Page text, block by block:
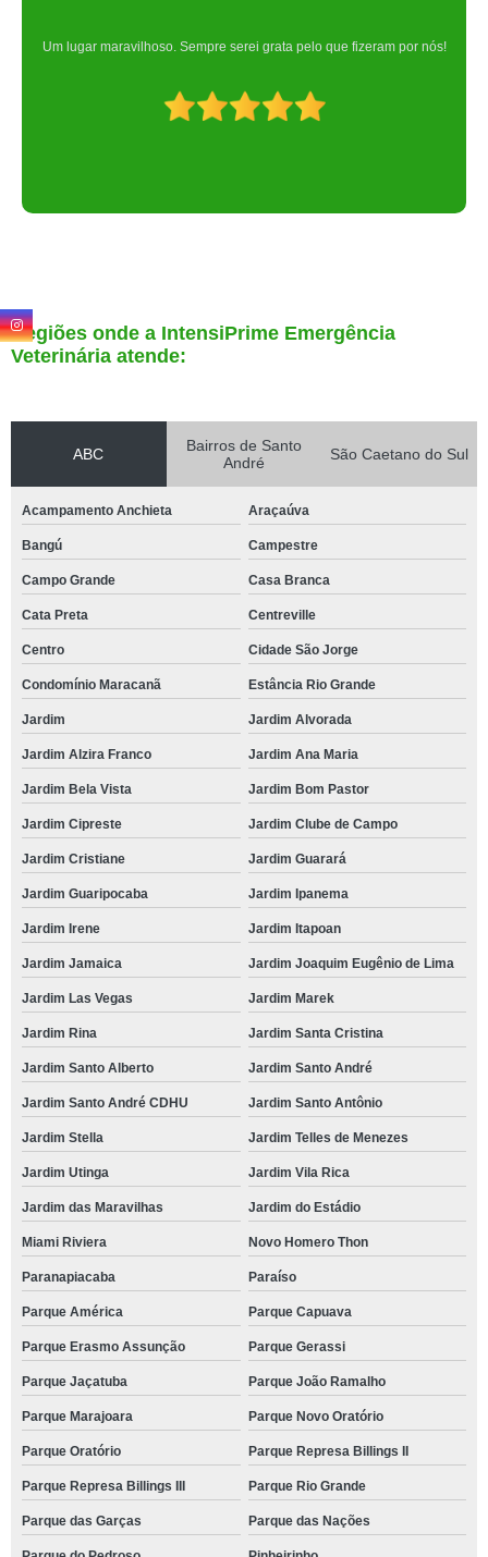
Um lugar maravilhoso. Sempre serei grata pelo que fizeram por nós!
Regiões onde a IntensiPrime Emergência
Veterinária atende:
ABC
Bairros de Santo
André
São Caetano do Sul
Acampamento Anchieta Araçaúva
Bangú Campestre
Campo Grande Casa Branca
Cata Preta Centreville
Centro Cidade São Jorge
Condomínio Maracanã Estância Rio Grande
Jardim Jardim Alvorada
Jardim Alzira Franco Jardim Ana Maria
Jardim Bela Vista Jardim Bom Pastor
Jardim Cipreste Jardim Clube de Campo
Jardim Cristiane Jardim Guarará
Jardim Guaripocaba Jardim Ipanema
Jardim Irene Jardim Itapoan
Jardim Jamaica Jardim Joaquim Eugênio de Lima
Jardim Las Vegas Jardim Marek
Jardim Rina Jardim Santa Cristina
Jardim Santo Alberto Jardim Santo André
Jardim Santo André CDHU Jardim Santo Antônio
Jardim Stella Jardim Telles de Menezes
Jardim Utinga Jardim Vila Rica
Jardim das Maravilhas Jardim do Estádio
Miami Riviera Novo Homero Thon
Paranapiacaba Paraíso
Parque América Parque Capuava
Parque Erasmo Assunção Parque Gerassi
Parque Jaçatuba Parque João Ramalho
Parque Marajoara Parque Novo Oratório
Parque Oratório Parque Represa Billings II
Parque Represa Billings III Parque Rio Grande
Parque das Garças Parque das Nações